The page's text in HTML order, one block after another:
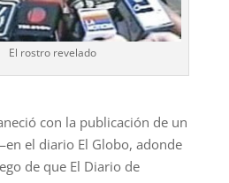
El rostro revelado
con la publicación de un
el diario El Globo, adonde
de que El Diario de